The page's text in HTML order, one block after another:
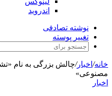
اندروید
نوشته تصادفی
تغییر پوسته
خانه/ اخبار/چالش بزرگی به نام
مصنوعی»
اخبار